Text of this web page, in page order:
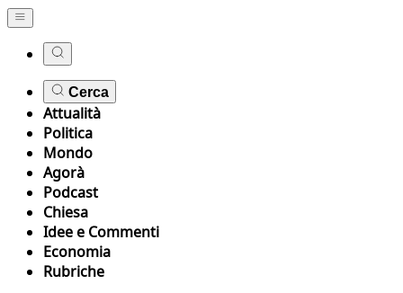
Cerca
Attualità
Politica
Mondo
Agorà
Podcast
Chiesa
Idee e Commenti
Economia
Rubriche